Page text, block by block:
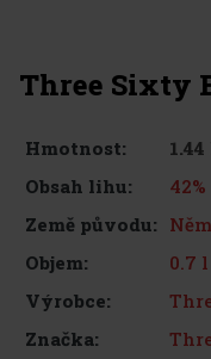
Three Sixty
Hmotnost:
Obsah lihu:
42%
Země původu:
Objem:
0.7 l
Výrobce:
Značka: